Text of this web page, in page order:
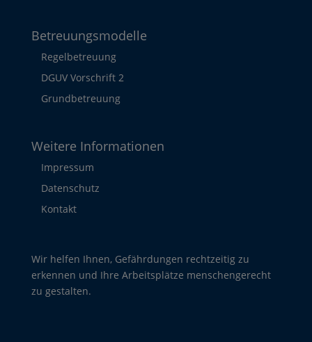
Betreuungsmodelle
Regelbetreuung
DGUV Vorschrift 2
Grundbetreuung
Weitere Informationen
Impressum
Datenschutz
Kontakt
Wir helfen Ihnen, Gefährdungen rechtzeitig zu
erkennen und Ihre Arbeitsplätze menschengerecht
zu gestalten.